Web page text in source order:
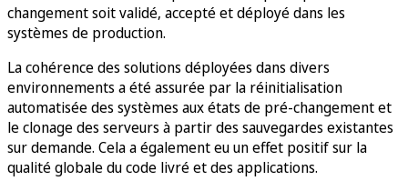
changement soit validé, accepté et déployé dans les
systèmes de production.
La cohérence des solutions déployées dans divers
environnements a été assurée par la réinitialisation
automatisée des systèmes aux états de pré-changement et
le clonage des serveurs à partir des sauvegardes existantes
sur demande. Cela a également eu un effet positif sur la
qualité globale du code livré et des applications.